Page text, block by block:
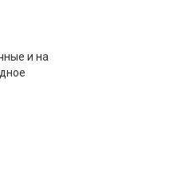
и на